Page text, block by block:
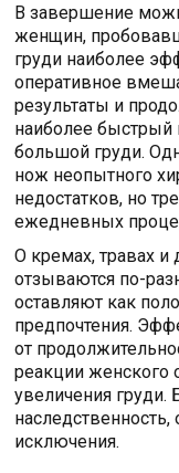
В завершение
женщин,
груди наиболее
оперативное
результаты и
наиболее быстрый
большой груди.
нож неопытного
недостатков, но
ежедневных
О кремах, травах
отзываются по-
оставляют как
предпочтения.
от
реакции женского
увеличения
исключения.